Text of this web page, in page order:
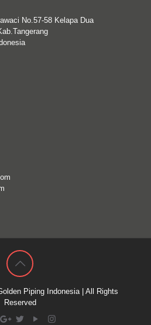
No.57-58 Kelapa Dua
Piping Indonesia| All Rights
Reserved